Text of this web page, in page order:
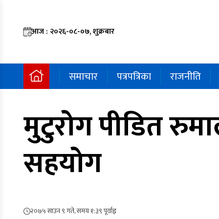
आज : २०२६-०८-०७, शुक्रबार
समाचार पत्रपत्रिका राजनीति
मुटुरोग पीडित
सहयोग
२०७५ साउन ९ गते, समय १:३९ पूर्वाह्न